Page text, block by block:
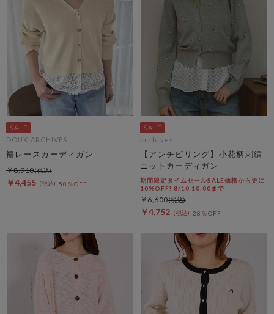
DOUX ARCHIVES
裾レースカーディガン
￥4,455 50％OFF
￥8,910
archives
【アンチピリング】小花柄刺繍
ニットカーディガン
期間限定タイムセールSALE価格から更に
10%OFF! 8/10 10:00まで
￥4,752 28％OFF
￥6,600